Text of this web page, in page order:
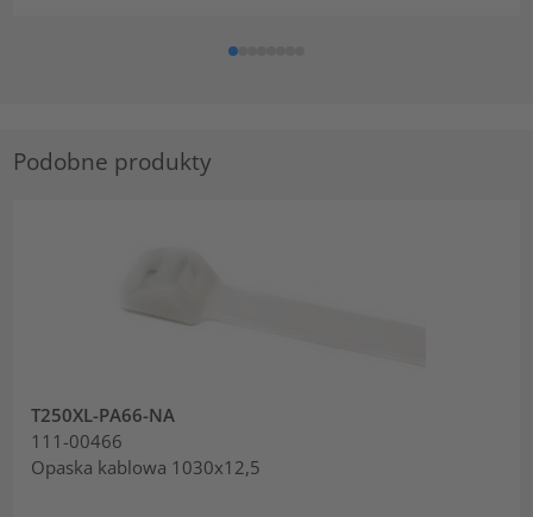
Podobne produkty
T250XL-PA66-NA
111-00466
Opaska kablowa 1030x12,5